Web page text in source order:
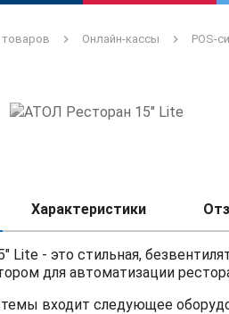
товаров Онлайн-кассы POS-
Характеристики
Lite - это стильная,
для автоматизации
входит следующее